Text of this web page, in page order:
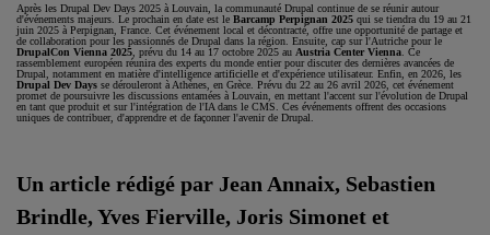
Après les Drupal Dev Days 2025 à Louvain, la communauté Drupal continue de se réunir autour
d'événements majeurs. Le prochain en date est le Barcamp Perpignan 2025 qui se tiendra du 19 au 21
juin 2025 à Perpignan, France. Cet événement local et décontracté, offre une opportunité de partage et
de collaboration pour les passionnés de Drupal dans la région. Ensuite, cap sur l'Autriche pour le
DrupalCon Vienna 2025 , prévu du 14 au 17 octobre 2025 au Austria Center Vienna . Ce
rassemblement européen réunira des experts du monde entier pour discuter des dernières avancées de
Drupal, notamment en matière d'intelligence artificielle et d'expérience utilisateur. Enfin, en 2026, les
Drupal Dev Days se dérouleront à Athènes, en Grèce. Prévu du 22 au 26 avril 2026, cet événement
promet de poursuivre les discussions entamées à Louvain, en mettant l'accent sur l'évolution de Drupal
en tant que produit et sur l'intégration de l'IA dans le CMS. Ces événements offrent des occasions
uniques de contribuer, d'apprendre et de façonner l'avenir de Drupal.
Un article rédigé par Jean Annaix, Sebastien
Brindle, Yves Fierville, Joris Simonet et